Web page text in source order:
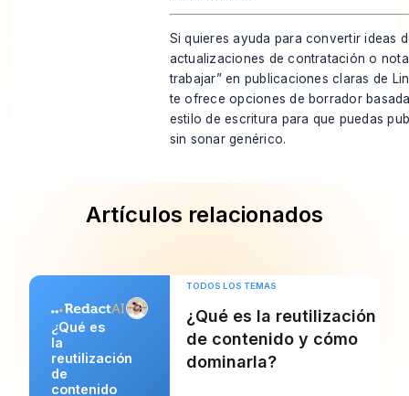
Si quieres ayuda para convertir ideas
actualizaciones de contratación o
trabajar” en publicaciones claras de
te ofrece opciones de borrador
estilo de escritura para que puedas
sin sonar genérico.
Artículos relacionados
¿Qué es
la
reutilización
de
contenido
TODOS LOS TEMAS
¿Qué es la reutilización
de contenido y cómo
dominarla?